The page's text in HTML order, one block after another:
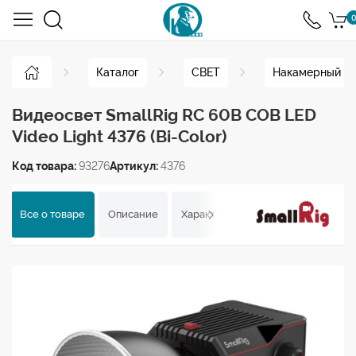
0
Каталог СВЕТ Накамерный
Видеосвет SmallRig RC 60B COB LED
Video Light 4376 (Bi-Color)
Код товара:93276Артикул:4376
Все о товаре Описание Характеристики Отзывы